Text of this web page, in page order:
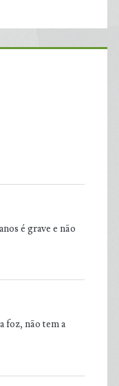
é grave e não
foz, não tem a